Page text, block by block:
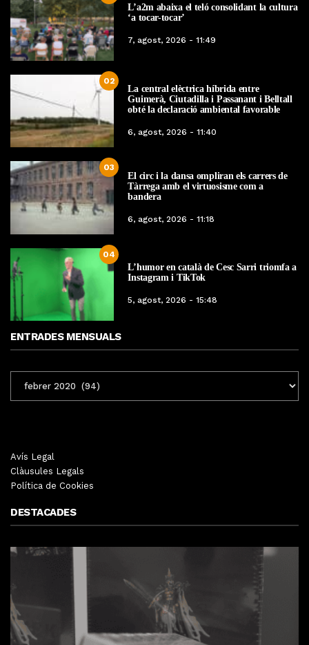
L’a2m abaixa el teló consolidant la cultura
‘a tocar-tocar’
7, agost, 2026 - 11:49
02
La central elèctrica híbrida entre
Guimerà, Ciutadilla i Passanant i Belltall
obté la declaració ambiental favorable
6, agost, 2026 - 11:40
03
El circ i la dansa ompliran els carrers de
Tàrrega amb el virtuosisme com a
bandera
6, agost, 2026 - 11:18
04
L’humor en català de Cesc Sarri triomfa a
Instagram i TikTok
5, agost, 2026 - 15:48
ENTRADES MENSUALS
MENSUALS
Avís Legal
Clàusules Legals
Política de Cookies
DESTACADES